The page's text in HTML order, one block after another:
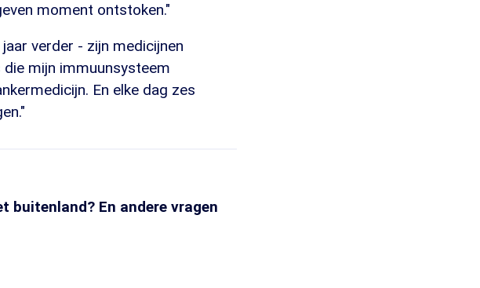
moment ontstoken."
verder - zijn medicijnen
mijn immuunsysteem
En elke dag zes
buitenland? En andere vragen